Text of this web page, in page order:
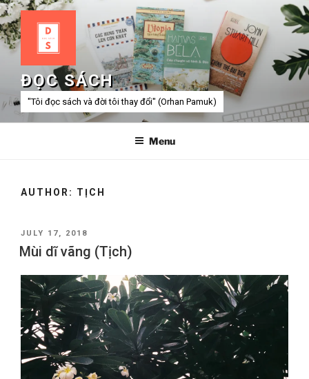
Skip
to
content
ĐỌC SÁCH
"Tôi đọc sách và đời tôi thay đổi" (Orhan Pamuk)
Menu
AUTHOR: TỊCH
POSTED
ON
JULY 17, 2018
Mùi dĩ vãng (Tịch)